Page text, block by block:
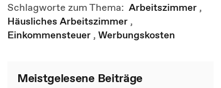
Schlagworte zum Thema: Arbeitszimmer ,
Häusliches Arbeitszimmer ,
Einkommensteuer , Werbungskosten
Meistgelesene Beiträge